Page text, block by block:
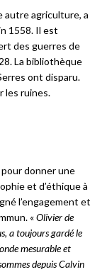
autre agriculture, a
1558. Il est
des guerres de
La bibliothèque
ont disparu.
les ruines.
donner une
et d’éthique à
l’engagement et
«Olivier de
a toujours gardé le
mesurable et
depuis Calvin